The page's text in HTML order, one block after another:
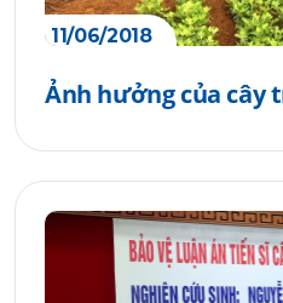
11/06/2018
Ảnh hưởng của cây